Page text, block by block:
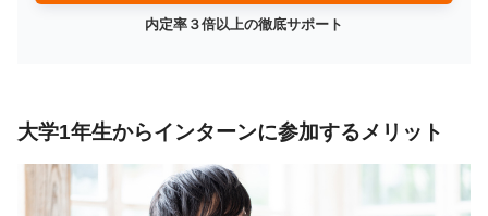
内定率３倍以上の徹底サポート
大学1年生からインターンに参加するメリット